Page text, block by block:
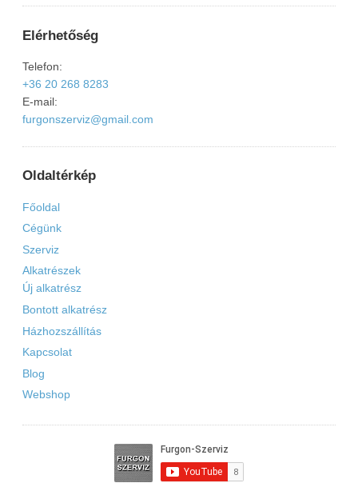
Elérhetőség
Telefon:
+36 20 268 8283
E-mail:
furgonszerviz@gmail.com
Oldaltérkép
Főoldal
Cégünk
Szerviz
Alkatrészek
Új alkatrész
Bontott alkatrész
Házhozszállítás
Kapcsolat
Blog
Webshop